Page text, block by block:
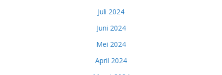
Juli 2024
Juni 2024
Mei 2024
April 2024